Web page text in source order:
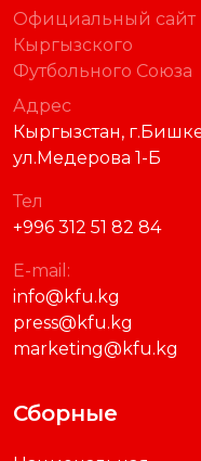
Официальный сайт
Кыргызского
Футбольного Союза
Адрес
Кыргызстан,
ул.Медерова 1-Б
Тел
+996 312 51 82 84
E-mail:
info@kfu.kg
press@kfu.kg
marketing@kfu.kg
Сборные